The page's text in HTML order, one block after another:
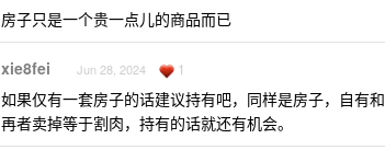
房子只是一个贵一点儿的商品而已
xie8fei Jun 28, 2024 1
如果仅有一套房子的话建议持有吧，同样是房子，自有
再者卖掉等于割肉，持有的话就还有机会。